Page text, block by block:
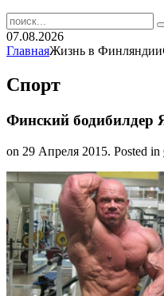
07.08.2026
ГлавнаяЖизнь в Финляндии
Спорт
Финский бодибилдер
on 29 Апреля 2015. Posted in